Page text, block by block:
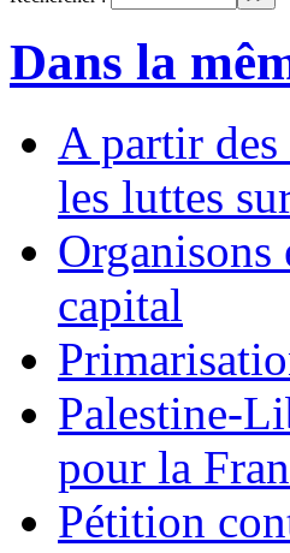
Dans la
A partir
les luttes
Organisons
capital
Palestine-
pour la
Pétition